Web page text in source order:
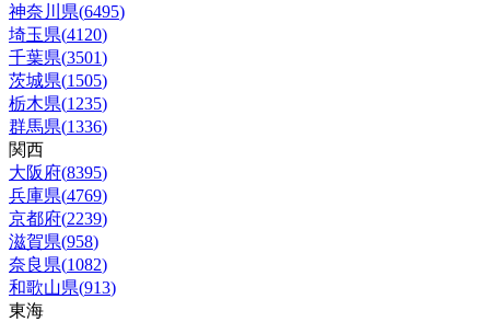
神奈川県(6495)
埼玉県(4120)
千葉県(3501)
茨城県(1505)
栃木県(1235)
群馬県(1336)
関西
大阪府(8395)
兵庫県(4769)
京都府(2239)
滋賀県(958)
奈良県(1082)
和歌山県(913)
東海